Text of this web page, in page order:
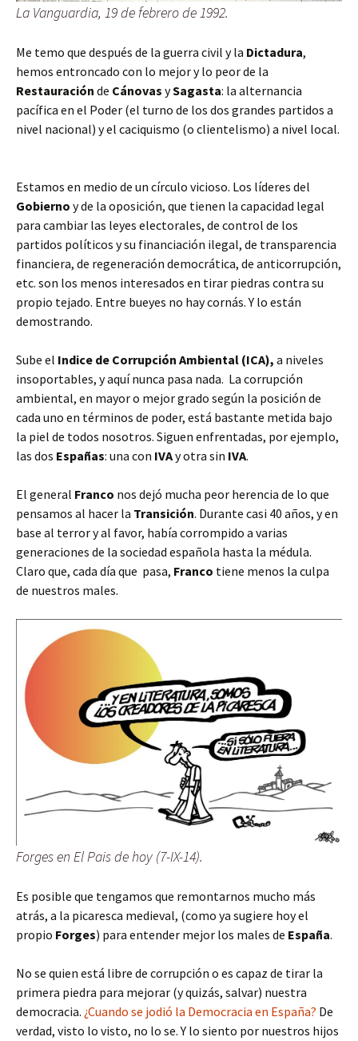
La Vanguardia, 19 de febrero de 1992.
Me temo que después de la guerra civil y la Dictadura,
hemos entroncado con lo mejor y lo peor de la
Restauración de Cánovas ySagasta: la alternancia
pacífica en el Poder (el turno de los dos grandes partidos a
nivel nacional) y el caciquismo (o clientelismo) a nivel local.
Estamos en medio de un círculo vicioso. Los líderes del
Gobierno y de la oposición, que tienen la capacidad legal
para cambiar las leyes electorales, de control de los
partidos políticos y su financiación ilegal, de transparencia
financiera, de regeneración democrática, de anticorrupción,
etc. son los menos interesados en tirar piedras contra su
propio tejado. Entre bueyes no hay cornás. Y lo están
demostrando.
Sube el Indice de Corrupción Ambiental (ICA), a niveles
insoportables, y aquí nunca pasa nada. La corrupción
ambiental, en mayor o mejor grado según la posición de
cada uno en términos de poder, está bastante metida bajo
la piel de todos nosotros. Siguen enfrentadas, por ejemplo,
las dos Españas: una con IVAy otra sin IVA.
El general Franco nos dejó mucha peor herencia de lo que
pensamos al hacer la Transición. Durante casi 40 años, y en
base al terror y al favor, había corrompido a varias
generaciones de la sociedad española hasta la médula.
Claro que, cada día que pasa, Franco tiene menos la culpa
de nuestros males.
Forges en El Pais de hoy (7-IX-14).
Es posible que tengamos que remontarnos mucho más
atrás, a la picaresca medieval, (como ya sugiere hoy el
propio Forges) para entender mejor los males de España.
No se quien está libre de corrupción o es capaz de tirar la
primera piedra para mejorar (y quizás, salvar) nuestra
democracia. ¿Cuando se jodió la Democracia en España? De
verdad, visto lo visto, no lo se. Y lo siento por nuestros hijos